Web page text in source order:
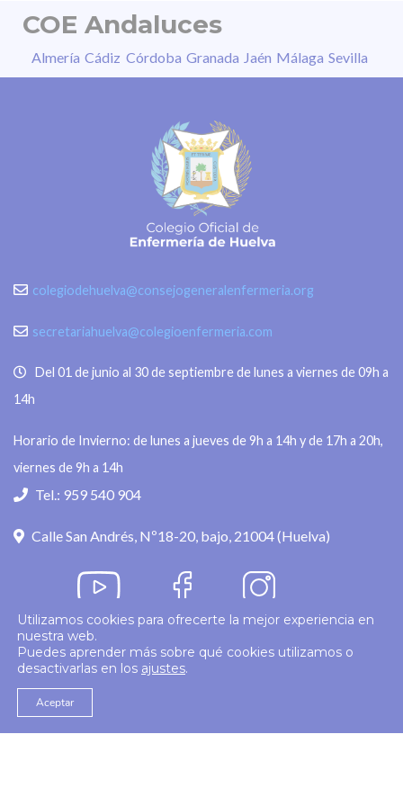
COE Andaluces
Almería Cádiz Córdoba Granada Jaén Málaga Sevilla
colegiodehuelva@consejogeneralenfermeria.org
secretariahuelva@colegioenfermeria.com
Del 01 de junio al 30 de septiembre de lunes a viernes de 09h a
14h
Horario de Invierno: de lunes a jueves de 9h a 14h y de 17h a 20h,
viernes de 9h a 14h
Tel.: 959 540 904
Calle San Andrés, Nº18-20, bajo, 21004 (Huelva)
© 2026 Colegio Enfermería Huelva
Utilizamos cookies para ofrecerte la mejor experiencia en
nuestra web.
Puedes aprender más sobre qué cookies utilizamos o
desactivarlas en los ajustes.
Aceptar